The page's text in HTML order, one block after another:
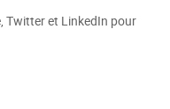
Twitter et LinkedIn pour